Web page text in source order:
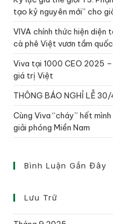
tạo kỷ nguyên mới” cho
VIVA chính thức hiện diện
cà phê Việt vươn tầm
Viva tại 1000 CEO 2025
giá trị Việt
THÔNG BÁO NGHỈ LỄ
Cùng Viva “cháy” hết
giải phóng Miền Nam
Bình Luận Gần Đây
Lưu Trữ